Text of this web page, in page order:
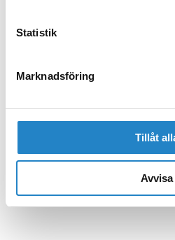
Statistik
Marknadsföring
Tillåt
Avvisa